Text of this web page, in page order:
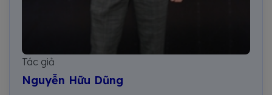
Tác giả
Nguyễn Hữu Dũng